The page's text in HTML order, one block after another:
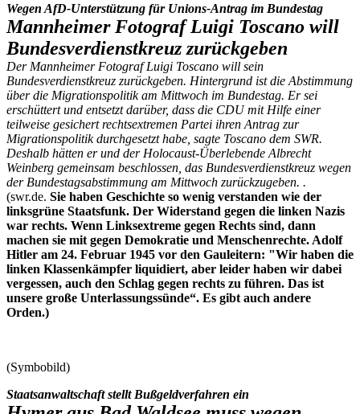
Wegen AfD-Unterstützung für Unions-Antrag im Bundestag
Mannheimer Fotograf Luigi Toscano will
Bundesverdienstkreuz zurückgeben
Der Mannheimer Fotograf Luigi Toscano will sein
Bundesverdienstkreuz zurückgeben. Hintergrund ist die Abstimmung
über die Migrationspolitik am Mittwoch im Bundestag. Er sei
erschüttert und entsetzt darüber, dass die CDU mit Hilfe einer
teilweise gesichert rechtsextremen Partei ihren Antrag zur
Migrationspolitik durchgesetzt habe, sagte Toscano dem SWR.
Deshalb hätten er und der Holocaust-Überlebende Albrecht
Weinberg gemeinsam beschlossen, das Bundesverdienstkreuz wegen
der Bundestagsabstimmung am Mittwoch zurückzugeben. .
(swr.de. Sie haben Geschichte so wenig verstanden wie der
linksgrüne Staatsfunk. Der Widerstand gegen die linken Nazis
war rechts. Wenn Linksextreme gegen Rechts sind, dann
machen sie mit gegen Demokratie und Menschenrechte. Adolf
Hitler am 24. Februar 1945 vor den Gauleitern: "Wir haben die
linken Klassenkämpfer liquidiert, aber leider haben wir dabei
vergessen, auch den Schlag gegen rechts zu führen. Das ist
unsere große Unterlassungssünde“. Es gibt auch andere
Orden.)
(Symbobild)
Staatsanwaltschaft stellt Bußgeldverfahren ein